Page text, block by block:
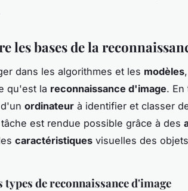
les bases de la
dans les algorithmes et les modèles
qu'est la reconnaissance d'image.
ordinateur à identifier et classer
est rendue possible grâce à des
caractéristiques visuelles des
types de reconnaissance d'image